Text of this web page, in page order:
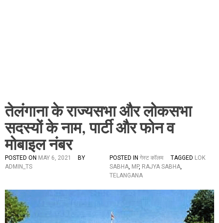
तेलंगाना के राज्यसभा और लोकसभा
सदस्यों के नाम, पार्टी और फोन व
मोबाइल नंबर
POSTED ON MAY 6, 2021
BY
ADMIN_TS
POSTED IN गेस्ट कॉलम TAGGED LOK
SABHA, MP, RAJYA SABHA,
TELANGANA